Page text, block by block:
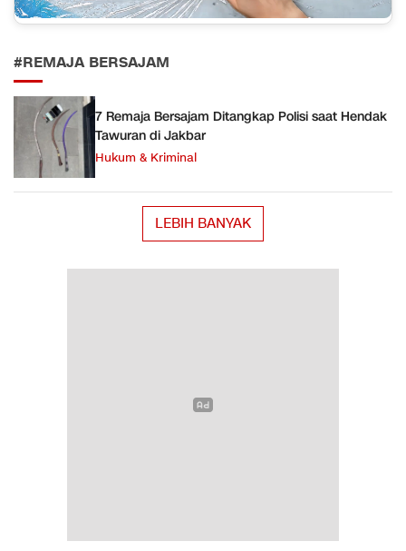
#REMAJA BERSAJAM
7 Remaja Bersajam Ditangkap Polisi saat Hendak
Tawuran di Jakbar
Hukum & Kriminal
LEBIH BANYAK